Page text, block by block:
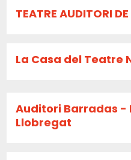
TEATRE AUDITORI
La Casa del Teatre
Auditori Barradas -
Llobregat